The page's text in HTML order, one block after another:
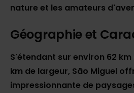
nature et les amateurs
Géographie et
S'étendant sur environ 62 km
km de largeur, São Miguel
impressionnante de